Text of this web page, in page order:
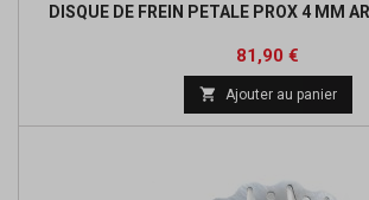
DISQUE DE FREIN PETALE PROX 4 MM
Prix
81,90 €
base
 Ajouter au panier